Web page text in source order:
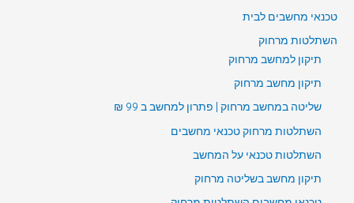
טכנאי מחשבים לבית
השתלטות מרחוק
תיקון למחשב מרחוק
תיקון מחשב מרחוק
שליטה במחשב מרחוק | פתרון למחשב ב 99 ₪
השתלטות מרחוק טכנאי מחשבים
השתלטות טכנאי על המחשב
תיקון מחשב בשליטה מרחוק